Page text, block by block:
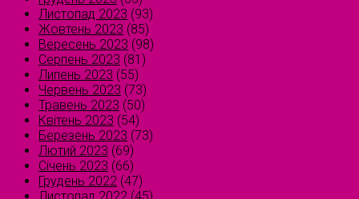
Листопад 2023 (93)
Жовтень 2023 (85)
Вересень 2023 (98)
Серпень 2023 (81)
Липень 2023 (55)
Червень 2023 (73)
Травень 2023 (50)
Квітень 2023 (54)
Березень 2023 (73)
Лютий 2023 (69)
Січень 2023 (66)
Грудень 2022 (47)